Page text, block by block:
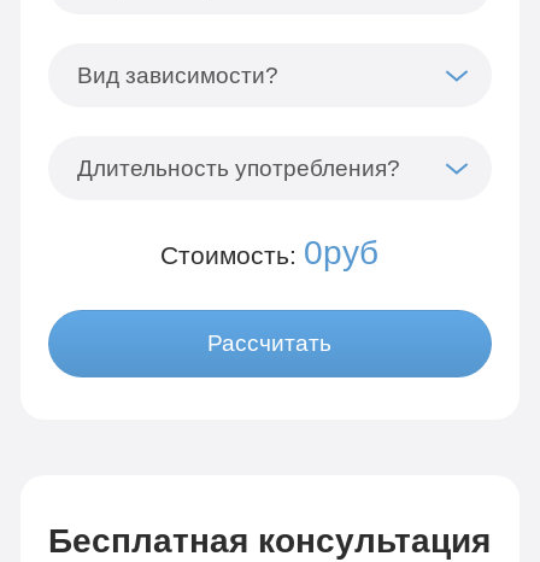
Вид зависимости?
Длительность употребления?
Стоимость: 0руб
Рассчитать
Бесплатная консультация